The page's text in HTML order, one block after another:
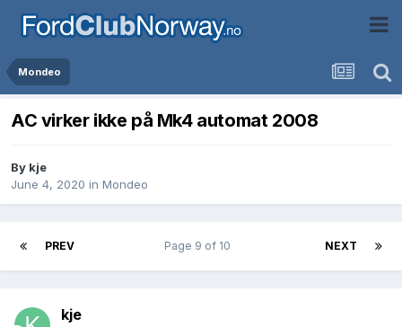
Mondeo
AC virker ikke på Mk4 automat 2008
By kje
June 4, 2020 in Mondeo
PREV NEXT
Page 9 of 10
kje